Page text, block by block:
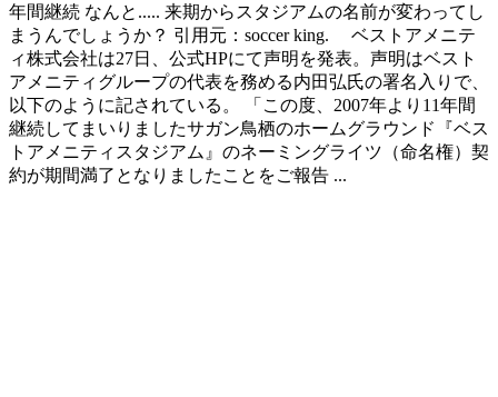
年間継続 なんと..... 来期からスタジアムの名前が変わってし
まうんでしょうか？ 引用元：soccer king. ベストアメニテ
ィ株式会社は27日、公式HPにて声明を発表。声明はベスト
アメニティグループの代表を務める内田弘氏の署名入りで、
以下のように記されている。 「この度、2007年より11年間
継続してまいりましたサガン鳥栖のホームグラウンド『ベス
トアメニティスタジアム』のネーミングライツ（命名権）契
約が期間満了となりましたことをご報告 ...